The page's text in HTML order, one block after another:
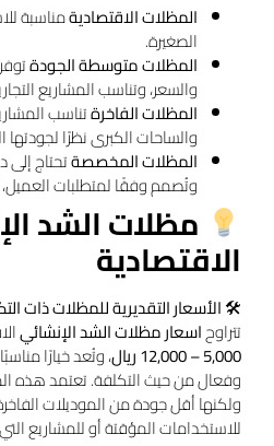
المظلات الاقتصاديةمناسبة
الصغيرة.
المظلات متوسطة الجودة
والسعر، وتناسب المشاريع
المظلات الفاخرةتناسب
والساحات الكبرى نظرًا لجودتها
المظلات المخصصةتحتاج
وتُصمم وفقًا لمتطلبات العميل،
مظلات الشد
الاقتصادية
🛠الأسعار التقديرية للمظلات ذات
تتراوحاسعار مظلات الشد الإنشائي
5,000 – 12,000 ريال ، وتُعد خيارًا
وفعال من حيث التكلفة. تعتمد هذه
ولكنها أقل جودة من الموديلات
للاستخدامات المؤقتة أو للمشاريع